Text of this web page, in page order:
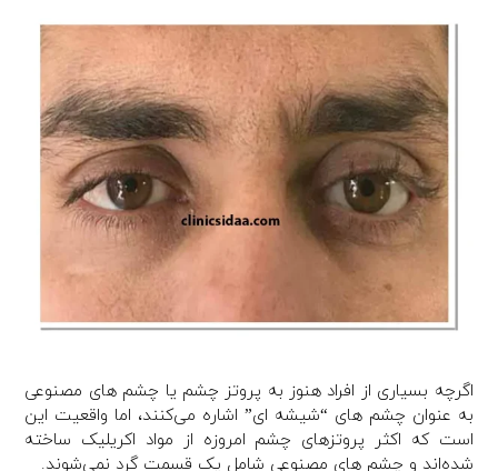
اگرچه بسیاری از افراد هنوز به پروتز چشم یا چشم های مصنوعی
به عنوان چشم های “شیشه ای” اشاره می‌کنند، اما واقعیت این
است که اکثر پروتزهای چشم امروزه از مواد اکریلیک ساخته
شده‌اند و چشم های مصنوعی شامل یک قسمت گرد نمی‌شوند.